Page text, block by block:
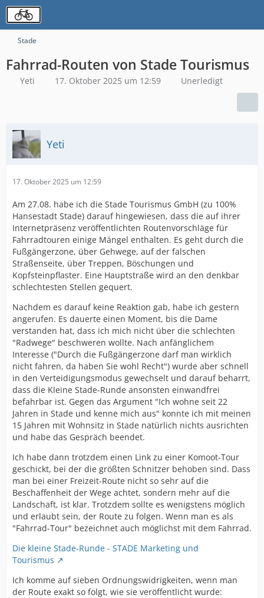
Stade
Fahrrad-Routen von Stade Tourismus
Yeti 17. Oktober 2025 um 12:59 Unerledigt
Yeti
17. Oktober 2025 um 12:59
Am 27.08. habe ich die Stade Tourismus GmbH (zu 100%
Hansestadt Stade) darauf hingewiesen, dass die auf ihrer
Internetpräsenz veröffentlichten Routenvorschläge für
Fahrradtouren einige Mängel enthalten. Es geht durch die
Fußgängerzone, über Gehwege, auf der falschen
Straßenseite, über Treppen, Böschungen und
Kopfsteinpflaster. Eine Hauptstraße wird an den denkbar
schlechtesten Stellen gequert.
Nachdem es darauf keine Reaktion gab, habe ich gestern
angerufen. Es dauerte einen Moment, bis die Dame
verstanden hat, dass ich mich nicht über die schlechten
"Radwege" beschweren wollte. Nach anfänglichem
Interesse ("Durch die Fußgängerzone darf man wirklich
nicht fahren, da haben Sie wohl Recht") wurde aber schnell
in den Verteidigungsmodus gewechselt und darauf beharrt,
dass die Kleine Stade-Runde ansonsten einwandfrei
befahrbar ist. Gegen das Argument "Ich wohne seit 22
Jahren in Stade und kenne mich aus" konnte ich mit meinen
15 Jahren mit Wohnsitz in Stade natürlich nichts ausrichten
und habe das Gespräch beendet.
Ich habe dann trotzdem einen Link zu einer Komoot-Tour
geschickt, bei der die größten Schnitzer behoben sind. Dass
man bei einer Freizeit-Route nicht so sehr auf die
Beschaffenheit der Wege achtet, sondern mehr auf die
Landschaft, ist klar. Trotzdem sollte es wenigstens möglich
und erlaubt sein, der Route zu folgen. Wenn man es als
"Fahrrad-Tour" bezeichnet auch möglichst mit dem Fahrrad.
Die kleine Stade-Runde - STADE Marketing und
Tourismus
Ich komme auf sieben Ordnungswidrigkeiten, wenn man
der Route exakt so folgt, wie sie veröffentlicht wurde: